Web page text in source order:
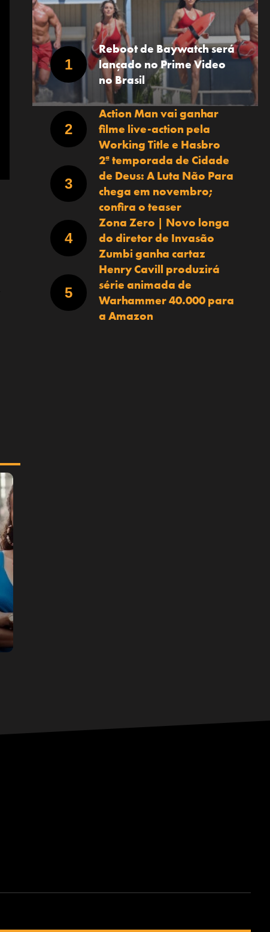
Reboot de Baywatch será
lançado no Prime Video
no Brasil
Action Man vai ganhar
filme live-action pela
Working Title e Hasbro
2ª temporada de Cidade
de Deus: A Luta Não Para
chega em novembro;
confira o teaser
Zona Zero | Novo longa
do diretor de Invasão
Zumbi ganha cartaz
Henry Cavill produzirá
série animada de
Warhammer 40.000 para
a Amazon